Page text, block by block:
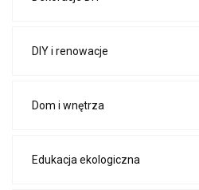
DIY i renowacje
Dom i wnętrza
Edukacja ekologiczna